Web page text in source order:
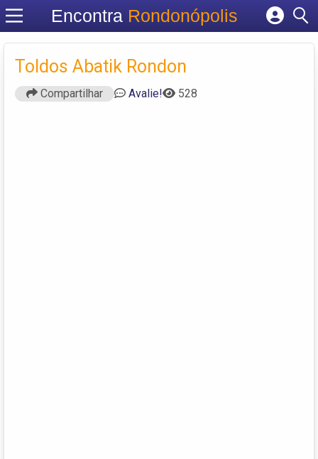
Encontra Rondonópolis
Cadastrar empresa
Criar conta
Toldos Abatik Rondon
Compartilhar Avalie! 528